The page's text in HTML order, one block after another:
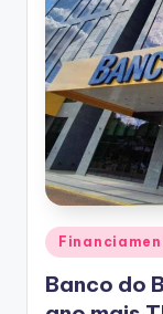
Posted
Banco do